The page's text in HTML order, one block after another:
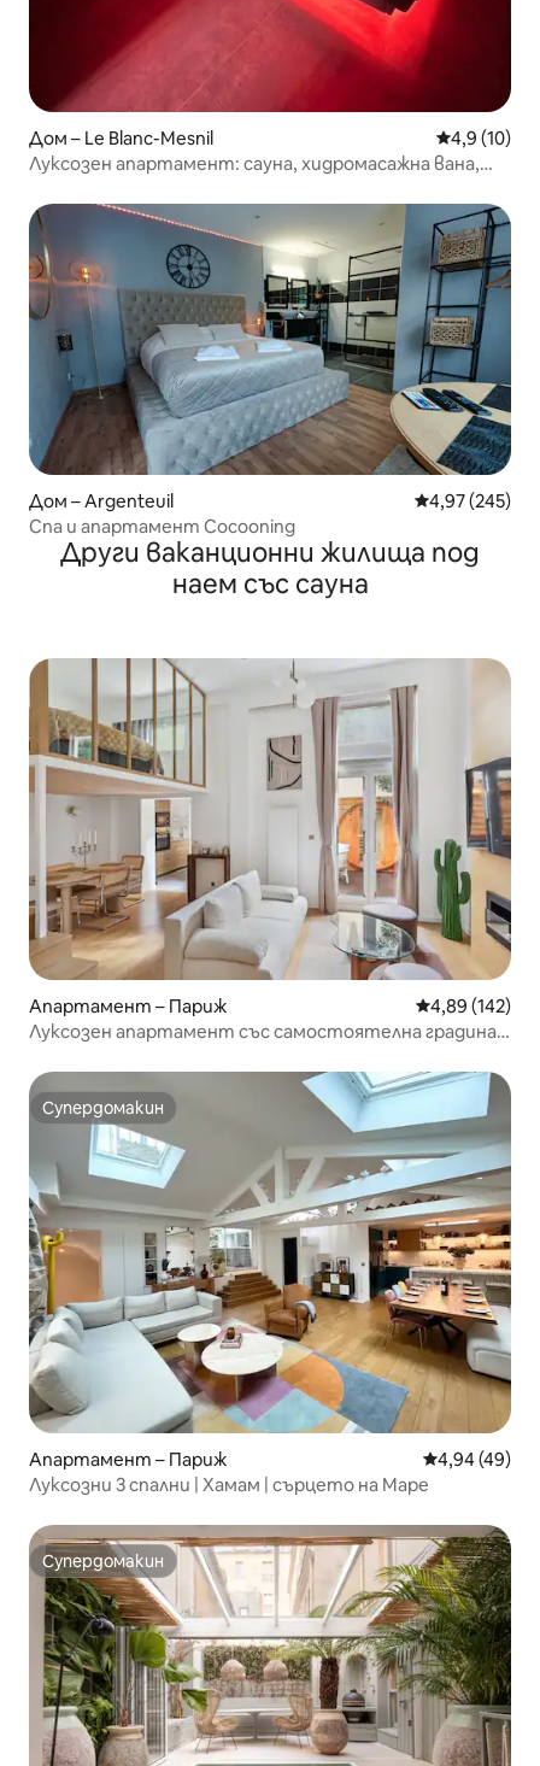
Дом – Le Blanc-Mesnil Средна
4,9 (10)
Луксозен апартамент: сауна, хидромасажна вана,
Дом – Argenteuil Средна
4,97 (245)
Спа и апартамент Cocooning
Други ваканционни жилища под
наем със сауна
Апартамент – Париж Средна
4,89 (142)
Луксозен апартамент със самостоятелна градина,
Супердомакин
Супердомакин
Апартамент – Париж Средна
4,94 (49)
Луксозни 3 спални | Хамам | сърцето на Маре
Супердомакин
Супердомакин